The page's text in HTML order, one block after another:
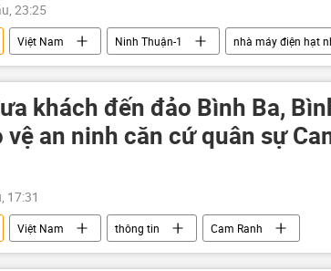
23:25
Việt Nam Ninh Thuận-1
nhà máy điện hạt
dự án nhà máy điện hạt nhân Pháp luật
khách đến đảo Bình Ba,
vệ an ninh căn cứ quân sự
17:31
Việt Nam thông tin Cam Ranh